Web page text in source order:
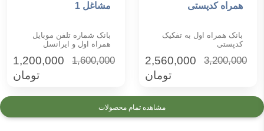
همراه کدپستی
بانک همراه اول به تفکیک
کدپستی
3,200,000
2,560,000
تومان
مشاغل 1
بانک شماره تلفن موبایل
همراه اول و ایرانسل
1,600,000
1,200,000
تومان
مشاهده تمام محصولات